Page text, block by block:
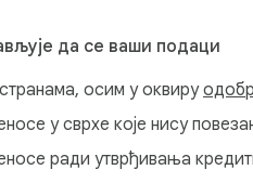
да се ваши подаци
осим у оквиру
у сврхе које нису
ради утврђивања